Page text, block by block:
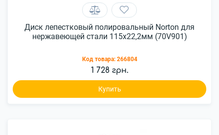
Диск лепестковый полировальный Norton для
нержавеющей стали 115x22,2мм (70V901)
Код товара: 266804
1 728 грн.
Купить